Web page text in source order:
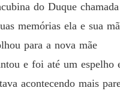
do Duque
memórias ela e sua
para a nova mãe
e foi até um espelho
acontecendo mais